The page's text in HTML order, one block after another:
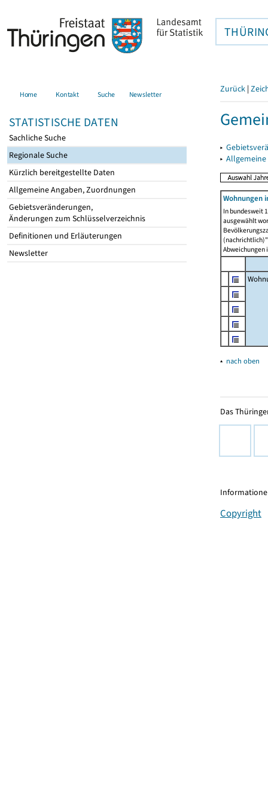
Home Kontakt Suche Newsletter
STATISTISCHE DATEN
Sachliche Suche
Regionale Suche
Kürzlich bereitgestellte Daten
Allgemeine Angaben, Zuordnungen
Gebietsveränderungen,
Änderungen zum Schlüsselverzeichnis
Definitionen und Erläuterungen
Newsletter
Zurück |
▸
▸
Wohnungen
In bundesweit
ausgewählt
Abweichungen
▴ nach oben
Das
Copyright